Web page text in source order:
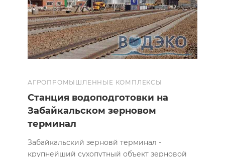
АГРОПРОМЫШЛЕННЫЕ КОМПЛЕКСЫ
Cтанция водоподготовки на
Забайкальском зерновом
терминал
Забайкальский зерновй терминал -
крупнейший сухопутный объект зерновой